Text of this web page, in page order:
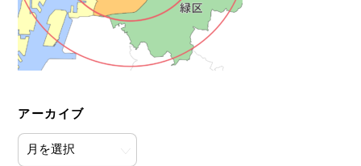
アーカイブ
ア